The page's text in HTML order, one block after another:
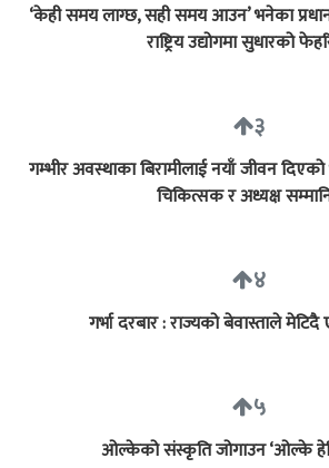
‘केही समय लाग्छ, सही समय आउन’ भनेका
राष्ट्रिय उद्योगमा सुधारको
३
गम्भीर अवस्थाका बिरामीलाई नयाँ जीवन
चिकित्सक र अध्यक्ष
४
गर्भा दरबार : राज्यको बेवास्ताले मेटिदै
५
ओल्केको संस्कृति जोगाउन ‘ओल्के